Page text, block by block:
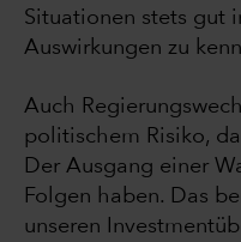
Situationen stets gut
Auswirkungen zu
Auch
politischem Risiko,
Der Ausgang einer
Folgen haben. Das
unseren